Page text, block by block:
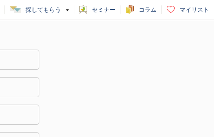
探してもらう セミナー コラム マイリスト